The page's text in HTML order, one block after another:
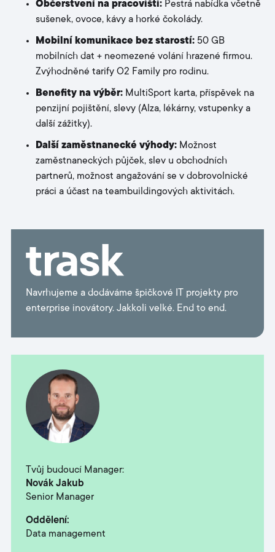
Občerstvení na pracovišti: Pestrá nabídka včetně
sušenek, ovoce, kávy a horké čokolády.
Mobilní komunikace bez starostí: 50 GB
mobilních dat + neomezené volání hrazené firmou.
Zvýhodněné tarify O2 Family pro rodinu.
Benefity na výběr: MultiSport karta, příspěvek na
penzijní pojištění, slevy (Alza, lékárny, vstupenky a
další zážitky).
Další zaměstnanecké výhody: Možnost
zaměstnaneckých půjček, slev u obchodních
partnerů, možnost angažování se v dobrovolnické
práci a účast na teambuildingových aktivitách.
Navrhujeme a dodáváme špičkové IT projekty pro
enterprise inovátory. Jakkoli velké. End to end.
Tvůj budoucí Manager:
Novák Jakub
Senior Manager
Oddělení:
Data management